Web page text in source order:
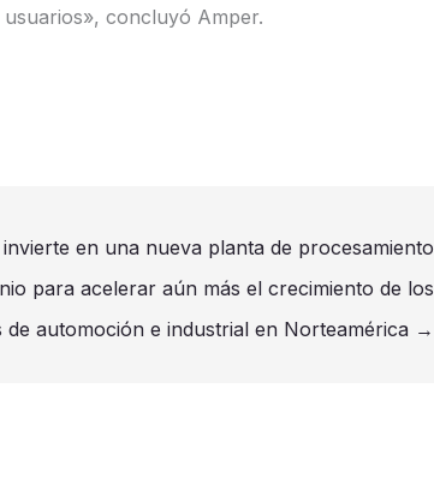
concluyó Amper.
en una nueva planta de procesamiento
para acelerar aún más el crecimiento de los
de automoción e industrial en Norteamérica →